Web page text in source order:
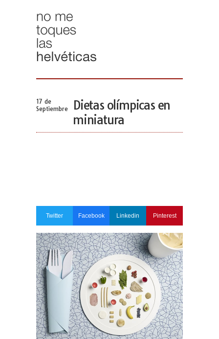
17 de
Septiembre
Dietas olímpicas en
miniatura
Twitter Facebook Linkedin Pinterest